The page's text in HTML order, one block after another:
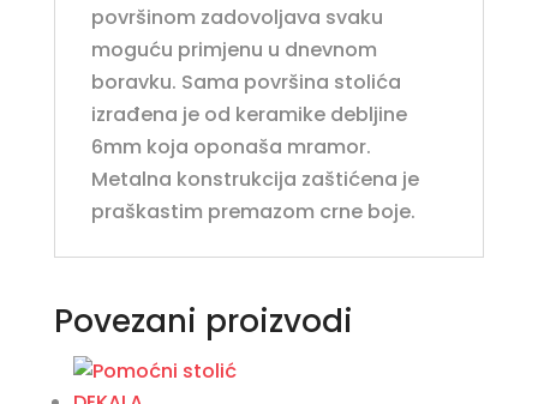
površinom zadovoljava svaku
moguću primjenu u dnevnom
boravku. Sama površina stolića
izrađena je od keramike debljine
6mm koja oponaša mramor.
Metalna konstrukcija zaštićena je
praškastim premazom crne boje.
Povezani proizvodi